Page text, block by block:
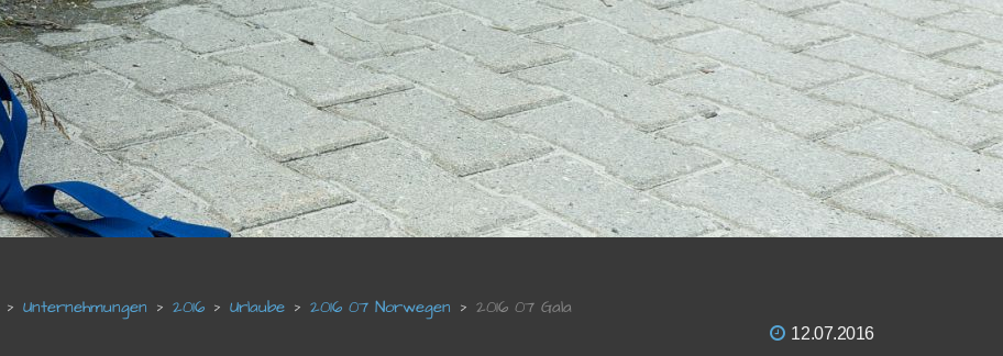
Unternehmungen 2016 Urlaube 2016 07 Norwegen 2016 07 Gala
12.07.2016